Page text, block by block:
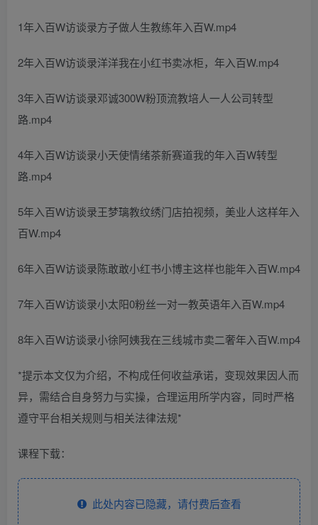
1年入百W访谈录方子做人生教练年入百W.mp4
2年入百W访谈录洋洋我在小红书卖冰柜，年入百W.mp4
3年入百W访谈录邓诚300W粉顶流教培人一人公司转型
路.mp4
4年入百W访谈录小天使情绪茶新赛道我的年入百W转型
路.mp4
5年入百W访谈录王梦璃教纹绣门店拍视频，美业人这样年入
百W.mp4
6年入百W访谈录陈敢敢小红书小博主这样也能年入百W.mp4
7年入百W访谈录小太阳0粉丝一对一教英语年入百W.mp4
8年入百W访谈录小徐阿姨我在三线城市卖二奢年入百W.mp4
*提示本文仅为介绍，不构成任何收益承诺，变现效果因人而
异，需结合自身努力与实操，合理运用所学内容，同时严格
遵守平台相关规则与相关法律法规*
课程下载：
此处内容已隐藏，请付费后查看